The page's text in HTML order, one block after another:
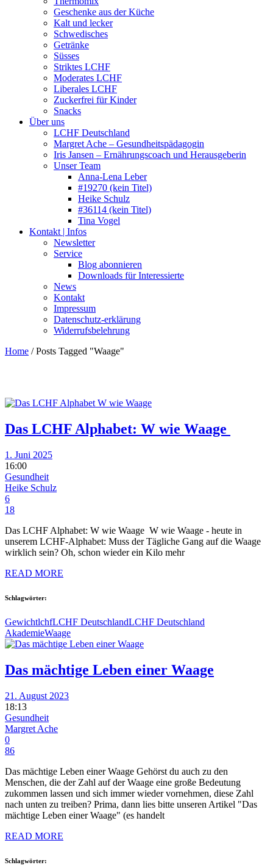
Geschenke aus der Küche
Kalt und lecker
Schwedisches
Getränke
Süsses
Striktes LCHF
Moderates LCHF
Liberales LCHF
Zuckerfrei für Kinder
Snacks
Über uns
LCHF Deutschland
Margret Ache – Gesundheitspädagogin
Iris Jansen – Ernährungscoach und Herausgeberin
Unser Team
Anna-Lena Leber
#19270 (kein Titel)
Heike Schulz
#36114 (kein Titel)
Tina Vogel
Kontakt | Infos
Newsletter
Service
Blog abonnieren
Downloads für Interessierte
News
Kontakt
Impressum
Datenschutz-erklärung
Widerrufsbelehrung
Home /Posts Tagged "Waage"
Das LCHF Alphabet: W wie Waage
1. Juni 2025
16:00
Gesundheit
Heike Schulz
6
18
Das LCHF Alphabet: W wie Waage W wie Waage - heute in
unserem LCHF-Alphabet: Muss der Tägliche Gang auf die Waage
wirklich sein? Oh, schon wieder ein Kilo mehr
READ MORE
Schlagwörter:
GewichtlchfLCHF DeutschlandLCHF Deutschland
AkademieWaage
Das mächtige Leben einer Waage
21. August 2023
18:13
Gesundheit
Margret Ache
0
86
Das mächtige Leben einer Waage Gehörst du auch zu den
Menschen, die der Zahl auf der Waage eine große Bedeutung
zukommen lassen und sich immer wieder vornehmen, diese Zahl
nach unten zu treiben? Prima, dann lies bitte unseren Artikel "Das
mächtige Leben einer Waage" (es handelt
READ MORE
Schlagwörter: